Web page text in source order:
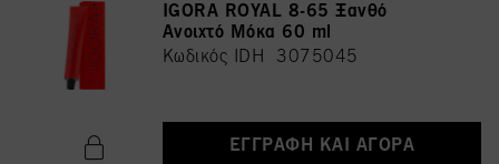
IGORA ROYAL 8-65 Ξανθό
Ανοιχτό Μόκα 60 ml
Κωδικός IDH 3075045
ΕΓΓΡΑΦΉ ΚΑΙ ΑΓΟΡΆ